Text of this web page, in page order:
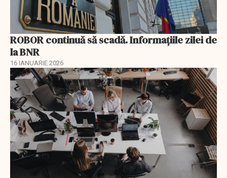
ROBOR continuă să scadă. Informaţiile zilei de
la BNR
16 IANUARIE 2026